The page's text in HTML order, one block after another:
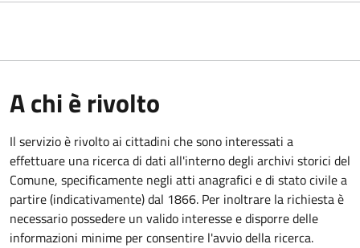
A chi è rivolto
Il servizio è rivolto ai cittadini che sono interessati a
effettuare una ricerca di dati all'interno degli archivi storici del
Comune, specificamente negli atti anagrafici e di stato civile a
partire (indicativamente) dal 1866. Per inoltrare la richiesta è
necessario possedere un valido interesse e disporre delle
informazioni minime per consentire l'avvio della ricerca.